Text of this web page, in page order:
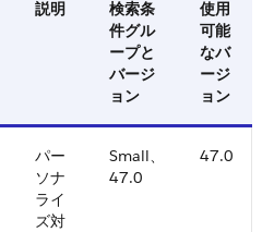
説明
検索条
件グル
ープと
バージ
ョン
使用
可能
なバ
ージ
ョン
パー
ソナ
ライ
ズ対
Small、
47.0
47.0